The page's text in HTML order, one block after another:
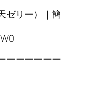
ゼリー）｜簡
ーーーーーー